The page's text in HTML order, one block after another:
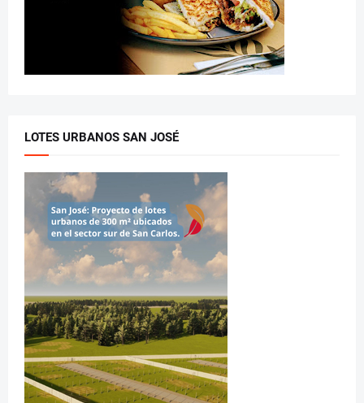
LOTES URBANOS SAN JOSÉ